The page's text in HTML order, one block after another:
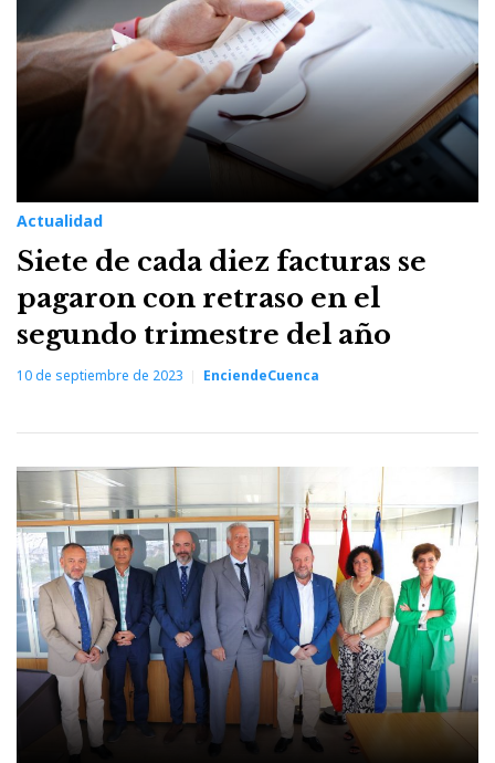
Actualidad
Siete de cada diez facturas se
pagaron con retraso en el
segundo trimestre del año
10 de septiembre de 2023 EnciendeCuenca